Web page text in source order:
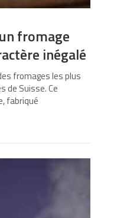
fromage
inégalé
fromages les plus
de Suisse. Ce
fabriqué